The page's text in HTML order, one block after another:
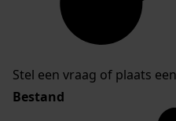
Stel een vraag of plaats
Bestand